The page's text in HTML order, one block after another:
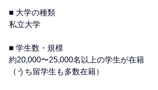
■ 大学の種類
私立大学
■ 学生数・規模
約20,000〜25,000名以上の学生が在籍
（うち留学生も多数在籍）